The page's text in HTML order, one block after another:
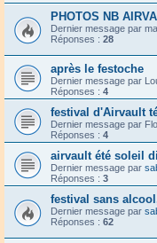
PHOTOS NB
Dernier message par
Réponses : 28
après le festoche
Dernier message par
Réponses : 4
festival d'Airvault
Dernier message par Flo
Réponses : 4
airvault été soleil
Dernier message par
Réponses : 3
festival sans
Dernier message par
Réponses : 62